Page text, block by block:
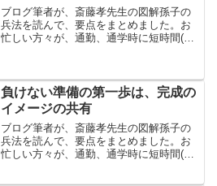
ブログ筆者が、斎藤孝先生の図解孫子の
兵法を読んで、要点をまとめました。お
忙しい方々が、通勤、通学時に短時間(ブ
大変読みやすくなっています。
負けない準備の第一歩は、完成の
イメージの共有
ブログ筆者が、斎藤孝先生の図解孫子の
兵法を読んで、要点をまとめました。お
忙しい方々が、通勤、通学時に短時間(ブ